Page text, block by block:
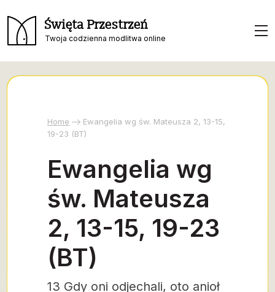
Święta Przestrzeń
Twoja codzienna modlitwa online
Home
Ewangelia wg św. Mateusza 2, 13-15,
19-23 (BT)
Ewangelia wg
św. Mateusza
2, 13-15, 19-23
(BT)
13 Gdy oni odjechali, oto anioł